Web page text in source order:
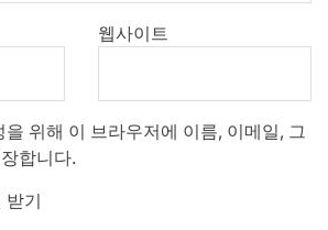
웹사이트
위해 이 브라우저에 이름, 이메일, 그
합니다.
받기